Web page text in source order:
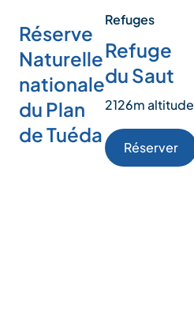
Réserve
Naturelle
nationale
du Plan
de Tuéda
Refuges
Refuge
du Saut
2126m altitude
Réserver